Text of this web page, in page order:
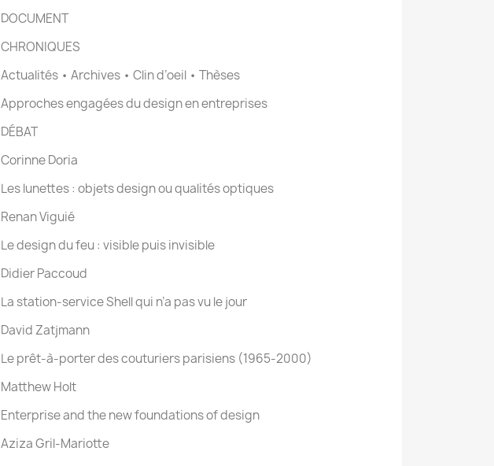
DOCUMENT
CHRONIQUES
Actualités • Archives • Clin d’oeil • Thèses
Approches engagées du design en entreprises
DÉBAT
Corinne Doria
Les lunettes : objets design ou qualités optiques
Renan Viguié
Le design du feu : visible puis invisible
Didier Paccoud
La station-service Shell qui n’a pas vu le jour
David Zatjmann
Le prêt-à-porter des couturiers parisiens (1965-2000)
Matthew Holt
Enterprise and the new foundations of design
Aziza Gril-Mariotte